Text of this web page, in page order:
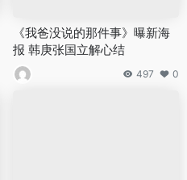
《我爸没说的那件事》曝新海
报 韩庚张国立解心结
497 0